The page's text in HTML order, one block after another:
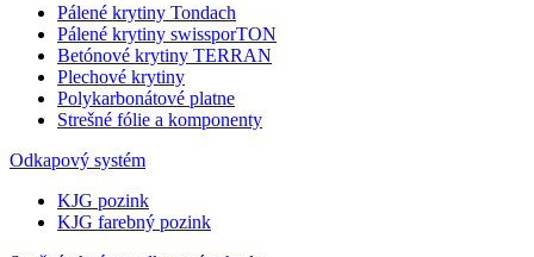
Pálené krytiny Tondach
Pálené krytiny swissporTON
Betónové krytiny TERRAN
Plechové krytiny
Polykarbonátové platne
Strešné fólie a komponenty
Odkapový systém
KJG pozink
KJG farebný pozink